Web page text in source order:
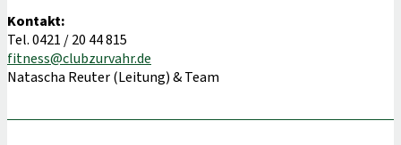
Kontakt:
Tel. 0421 / 20 44 815
fitness@clubzurvahr.de
Natascha Reuter (Leitung) & Team